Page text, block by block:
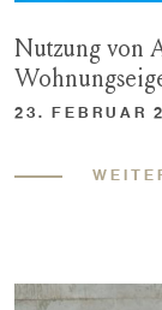
Nutzung von
23. FEBRUAR